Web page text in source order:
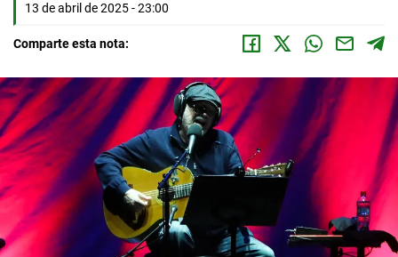
13 de abril de 2025 - 23:00
Comparte esta nota: